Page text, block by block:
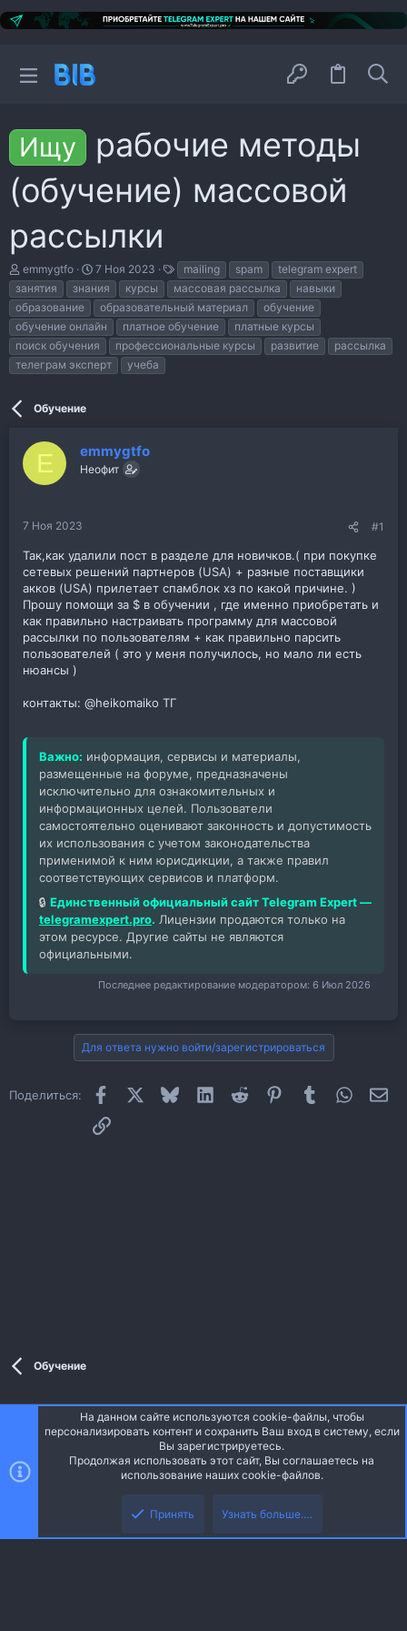
Ищу
рабочие методы
(обучение) массовой
рассылки
А
в
т
о
р
т
е
м
emmygtfo
Д
а
т
а
н
а
ч
а
7 Ноя 2023
е
г
и
mailing spam
telegram expert
занятия
знания курсы массовая рассылка
навыки
образование
образовательный материал
обучение
обучение онлайн
платное обучение
платные курсы
поиск обучения
профессиональные курсы развитие
рассылка
телеграм эксперт
учеба
Обучение
E emmygtfo
Неофит
7 Ноя 2023 #1
Так,как удалили пост в разделе для новичков.( при покупке
сетевых решений партнеров (USA) + разные поставщики
акков (USA) прилетает спамблок хз по какой причине. )
Прошу помощи за $ в обучении , где именно приобретать и
как правильно настраивать программу для массовой
рассылки по пользователям + как правильно парсить
пользователей ( это у меня получилось, но мало ли есть
нюансы )
контакты: @heikomaiko ТГ
Важно: информация, сервисы и материалы,
размещенные на форуме, предназначены
исключительно для ознакомительных и
информационных целей. Пользователи
самостоятельно оценивают законность и допустимость
их использования с учетом законодательства
применимой к ним юрисдикции, а также правил
соответствующих сервисов и платформ.
🔒 Единственный официальный сайт Telegram Expert —
telegramexpert.pro. Лицензии продаются только на
этом ресурсе. Другие сайты не являются
официальными.
Последнее редактирование модератором: 6 Июл 2026
Для ответа нужно войти/зарегистрироваться
Поделиться: Facebook Bluesky LinkedInReddit PinterestTumblr
Ссылка
Обучение
Обратная связь
Условия и правила
Политика конфиденциальности
Style and add-ons by ThemeHouse
Перевод от Jumuro ®
Запросы 15 Время 0.0401s Память 3.64MB
Верх
На данном сайте используются cookie-файлы, чтобы
персонализировать контент и сохранить Ваш вход в систему, если
Вы зарегистрируетесь.
Продолжая использовать этот сайт, Вы соглашаетесь на
использование наших cookie-файлов.
Принять Узнать больше.…